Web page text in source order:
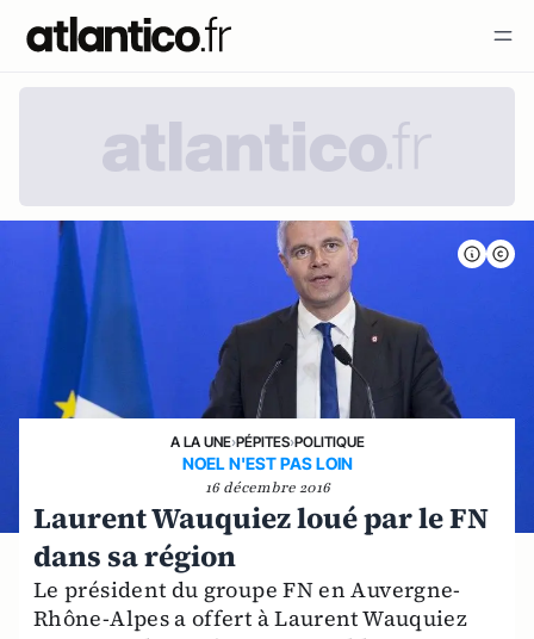
A LA UNE›PÉPITES›POLITIQUE
NOEL N'EST PAS LOIN
16 décembre 2016
Laurent Wauquiez loué par le FN
dans sa région
Le président du groupe FN en Auvergne-
Rhône-Alpes a offert à Laurent Wauquiez